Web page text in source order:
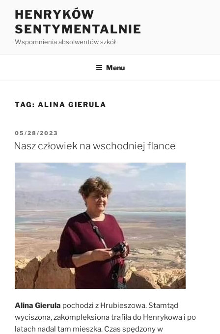
HENRYKÓW
SENTYMENTALNIE
Wspomnienia absolwentów szkół
Menu
TAG: ALINA GIERULA
05/28/2023
Nasz człowiek na wschodniej flance
Alina Gierula pochodzi z Hrubieszowa. Stamtąd
wyciszona, zakompleksiona trafiła do Henrykowa i po
latach nadal tam mieszka. Czas spędzony w